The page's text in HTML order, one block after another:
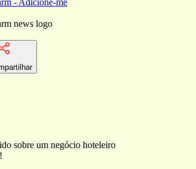
sobre um negócio hoteleiro